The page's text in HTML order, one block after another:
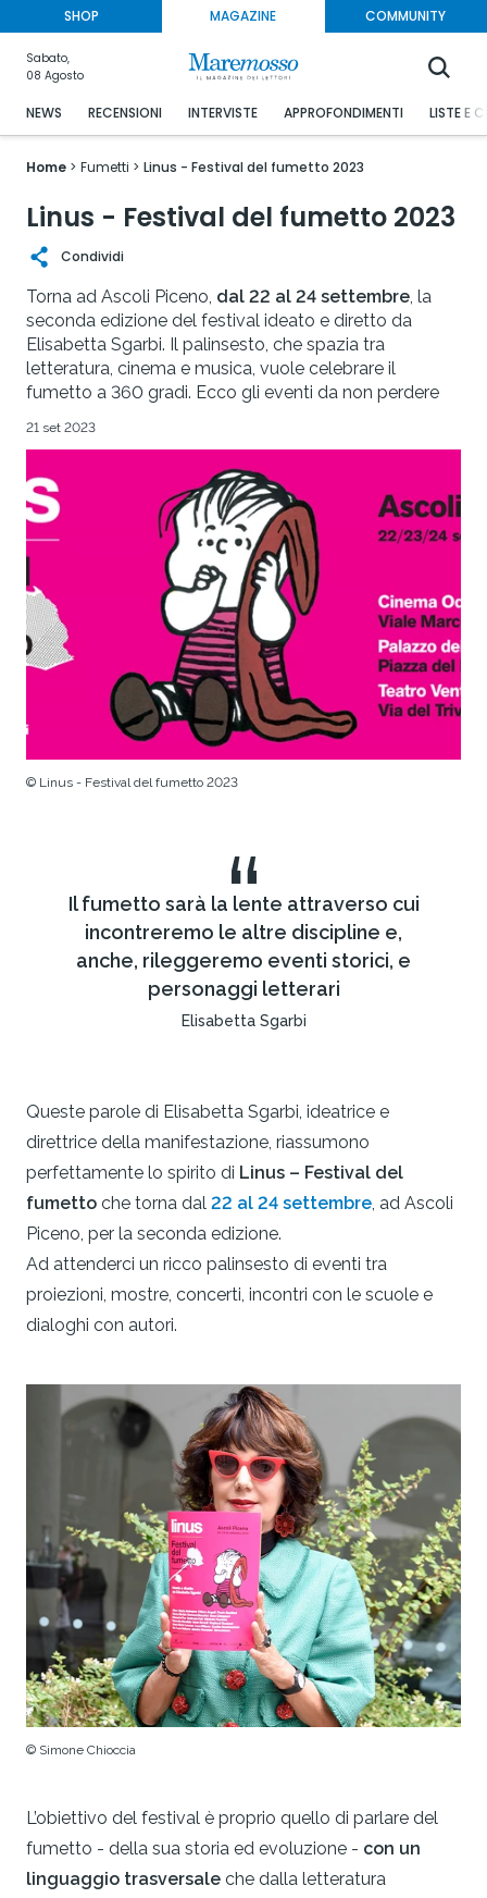
SHOP MAGAZINE COMMUNITY
Sabato,
08 Agosto
NEWS RECENSIONI INTERVISTE APPROFONDIMENTI LISTE E
Home Fumetti Linus - Festival del fumetto 2023
Linus - Festival del fumetto 2023
Condividi
Torna ad Ascoli Piceno, dal 22 al 24 settembre, la
seconda edizione del festival ideato e diretto da
Elisabetta Sgarbi. Il palinsesto, che spazia tra
letteratura, cinema e musica, vuole celebrare il
fumetto a 360 gradi. Ecco gli eventi da non perdere
21 set 2023
© Linus - Festival del fumetto 2023
“
Il fumetto sarà la lente attraverso cui
incontreremo le altre discipline e,
anche, rileggeremo eventi storici, e
personaggi letterari
Elisabetta Sgarbi
Queste parole di Elisabetta Sgarbi, ideatrice e
direttrice della manifestazione, riassumono
perfettamente lo spirito di Linus – Festival del
fumetto che torna dal 22 al 24 settembre, ad Ascoli
Piceno, per la seconda edizione.
Ad attenderci un ricco palinsesto di eventi tra
proiezioni, mostre, concerti, incontri con le scuole e
dialoghi con autori.
© Simone Chioccia
L’obiettivo del festival è proprio quello di parlare del
fumetto - della sua storia ed evoluzione - con un
linguaggio trasversale che dalla letteratura